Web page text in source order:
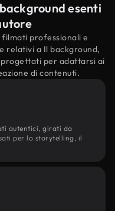
esenti
filmati professionali e
relativi a Il background,
per adattarsi ai
di contenuti.
autentici, girati da
per lo storytelling, il